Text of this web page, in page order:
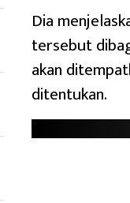
Dia
tersebut
akan
ditentukan.